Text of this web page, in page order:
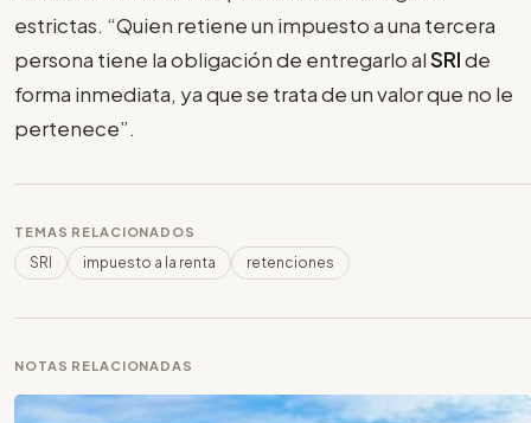
estrictas. “Quien retiene un impuesto a una tercera
persona tiene la obligación de entregarlo alSRIde
forma inmediata, ya que se trata de un valor que no le
pertenece”.
TEMAS RELACIONADOS
SRI impuesto a la renta retenciones
NOTAS RELACIONADAS